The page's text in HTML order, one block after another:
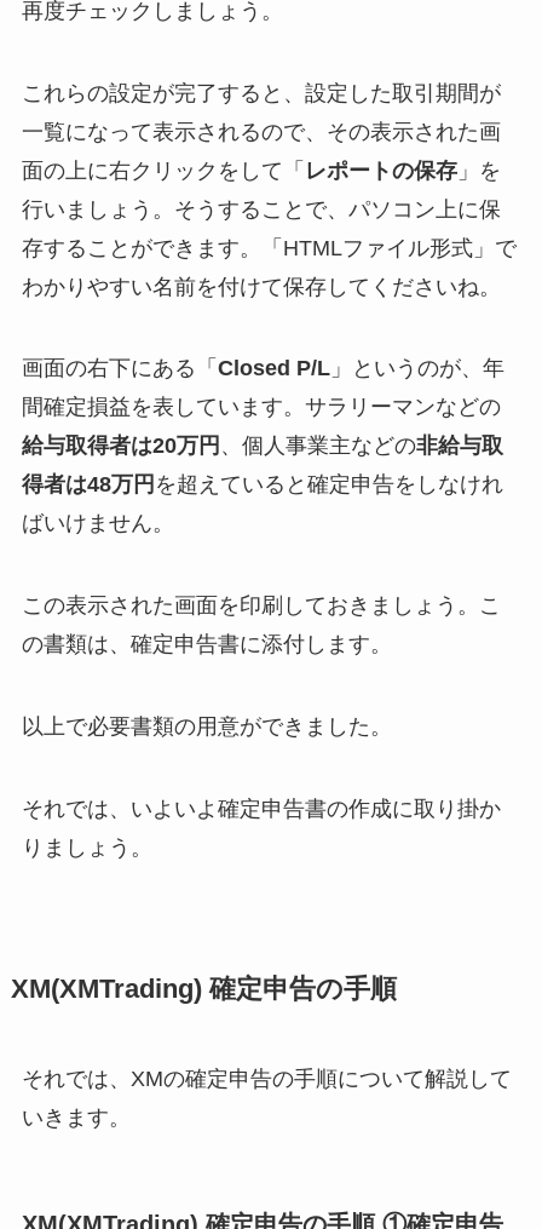
再度チェックしましょう。
これらの設定が完了すると、設定した取引期間が
一覧になって表示されるので、その表示された画
面の上に右クリックをして「 レポートの保存」を
行いましょう。そうすることで、パソコン上に保
存することができます。「HTMLファイル形式」で
わかりやすい名前を付けて保存してくださいね。
画面の右下にある「 Closed P/L」というのが、年
間確定損益を表しています。サラリーマンなどの
給与取得者は20万円 、個人事業主などの非給与取
得者は48万円 を超えていると確定申告をしなけれ
ばいけません。
この表示された画面を印刷しておきましょう。こ
の書類は、確定申告書に添付します。
以上で必要書類の用意ができました。
それでは、いよいよ確定申告書の作成に取り掛か
りましょう。
XM(XMTrading) 確定申告の手順
それでは、XMの確定申告の手順について解説して
いきます。